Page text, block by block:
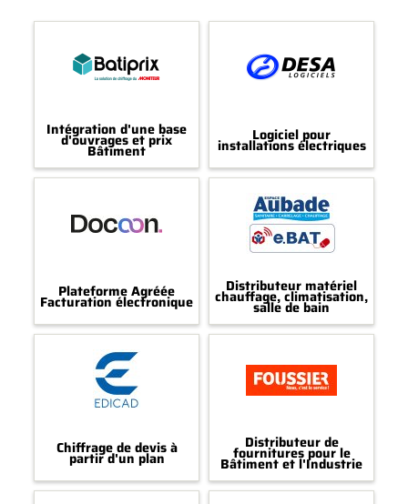
Intégration d'une base
d'ouvrages et prix
Bâtiment
Logiciel pour
installations électriques
Plateforme Agréée
Facturation électronique
Distributeur matériel
chauffage, climatisation,
salle de bain
Chiffrage de devis à
partir d'un plan
Distributeur de
fournitures pour le
Bâtiment et l'Industrie